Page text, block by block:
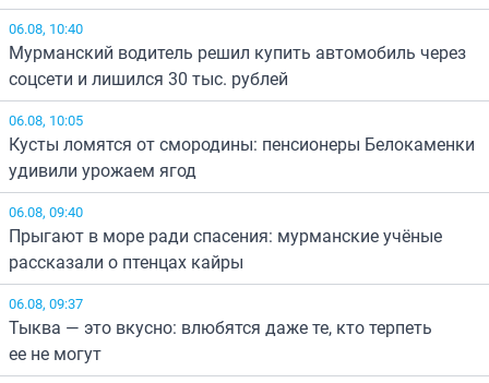
06.08, 10:40
Мурманский водитель решил купить автомобиль через
соцсети и лишился 30 тыс. рублей
06.08, 10:05
Кусты ломятся от смородины: пенсионеры Белокаменки
удивили урожаем ягод
06.08, 09:40
Прыгают в море ради спасения: мурманские учёные
рассказали о птенцах кайры
06.08, 09:37
Тыква — это вкусно: влюбятся даже те, кто терпеть
ее не могут